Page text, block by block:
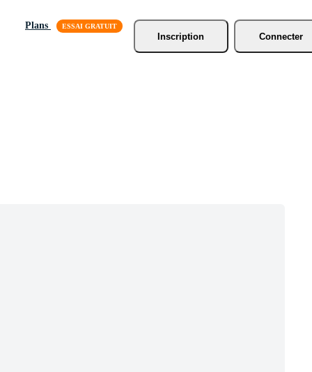
Plans
Inscription
Connecter